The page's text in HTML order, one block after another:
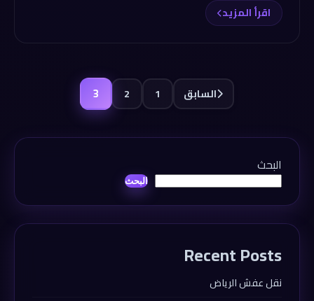
اقرأ المزيد
السابق 1
2
3
البحث
البحث
Recent Posts
نقل عفش الرياض